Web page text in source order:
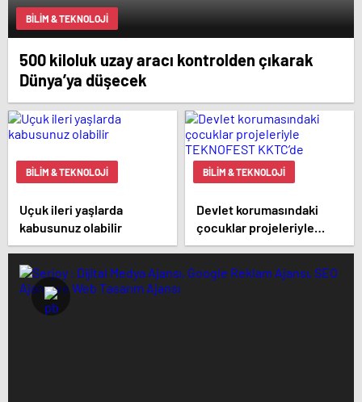
BILIM & TEKNOLOJI
500 kiloluk uzay aracı kontrolden çıkarak
Dünya’ya düşecek
BILIM & TEKNOLOJI
Uçuk ileri yaşlarda
kabusunuz olabilir
BILIM & TEKNOLOJI
Devlet korumasındaki
çocuklar projeleriyle
TEKNOFEST KKTC’de